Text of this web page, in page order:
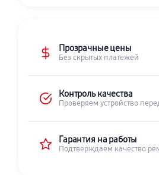
Прозрачные цены
Без скрытых платежей
Контроль качества
Проверяем устройство
Гарантия на работы
Подтверждаем качество